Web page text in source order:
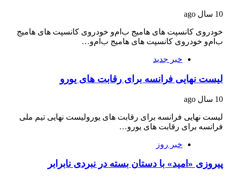
10 سال ago
خودروی کانسپت های هامیج ب‌ام‌و خودروی کانسپت های هامیج
ب‌ام‌و خودروی کانسپت های هامیج ب‌ام‌و…
خبر جدید
لیست نهایی فرانسه برای رقابت های یورو
10 سال ago
لیست نهایی فرانسه برای رقابت های یورولیست نهایی تیم ملی
فرانسه برای رقابت های یورو…
خبر روز
پیروزی «امید» با دستان بسته در نبردی نابرابر